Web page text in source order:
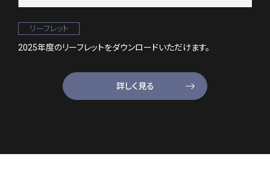
リーフレット
2025年度のリーフレットをダウンロードいただけます。
詳しく見る